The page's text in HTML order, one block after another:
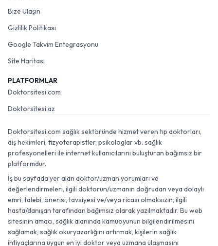
Bize Ulaşın
Gizlilik Politikası
Google Takvim Entegrasyonu
Site Haritası
PLATFORMLAR
Doktorsitesi.com
Doktorsitesi.az
Doktorsitesi.com sağlık sektöründe hizmet veren tıp doktorları,
diş hekimleri, fizyoterapistler, psikologlar vb. sağlık
profesyonelleri ile internet kullanıcılarını buluşturan bağımsız bir
platformdur.
İş bu sayfada yer alan doktor/uzman yorumları ve
değerlendirmeleri, ilgili doktorun/uzmanın doğrudan veya dolaylı
emri, talebi, önerisi, tavsiyesi ve/veya ricası olmaksızın, ilgili
hasta/danışan tarafından bağımsız olarak yazılmaktadır. Bu web
sitesinin amacı, sağlık alanında kamuoyunun bilgilendirilmesini
sağlamak, sağlık okuryazarlığını artırmak, kişilerin sağlık
ihtiyaçlarına uygun en iyi doktor veya uzmana ulaşmasını